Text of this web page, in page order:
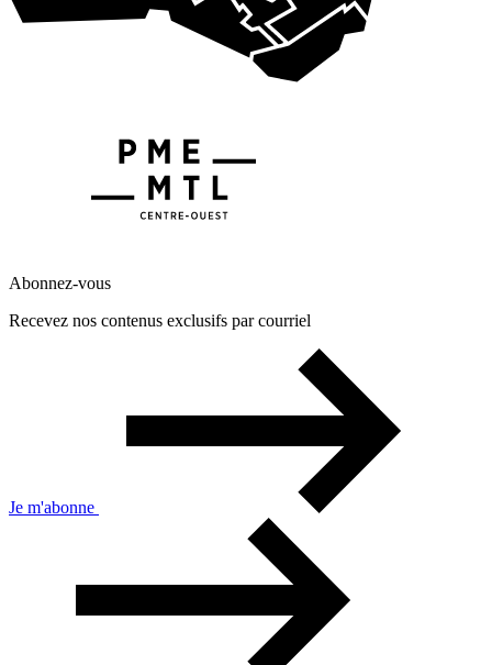
Abonnez-vous
Recevez nos contenus exclusifs par courriel
Je m'abonne